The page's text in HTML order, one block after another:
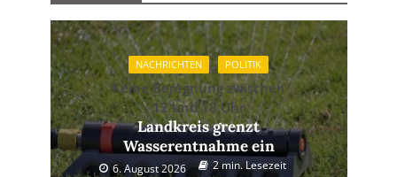
NACHRICHTEN POLITIK
Keine Beregnung zwischen
12 und 18 Uhr
Landkreis grenzt
Wasserentnahme ein
6. August 2026 2 min. Lesezeit